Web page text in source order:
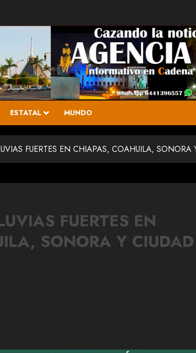
ESTATAL MUNDO
FUERTES EN CHIAPAS, COAHUILA, SONORA
FUERTES EN
SONORA Y